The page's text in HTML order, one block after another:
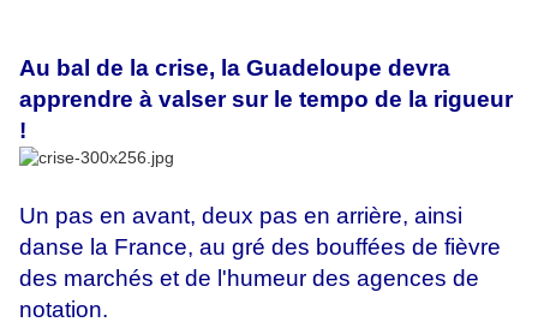
Au bal de la crise, la Guadeloupe devra
apprendre à valser sur le tempo de la rigueur
!
Un pas en avant, deux pas en arrière, ainsi
danse la France, au gré des bouffées de fièvre
des marchés et de l'humeur des agences de
notation.